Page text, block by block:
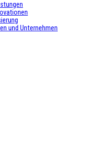
und Unternehmen